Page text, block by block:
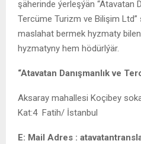
şäherinde ýerleşýän “Atavatan
Tercüme Turizm ve Bilişim
maslahat bermek hyzmaty
hyzmatyny hem hödürlýär.
“Atavatan Danışmanlık ve
Aksaray mahallesi Koçibey
Kat:4 Fatih/ İstanbul
E: Mail Adres :